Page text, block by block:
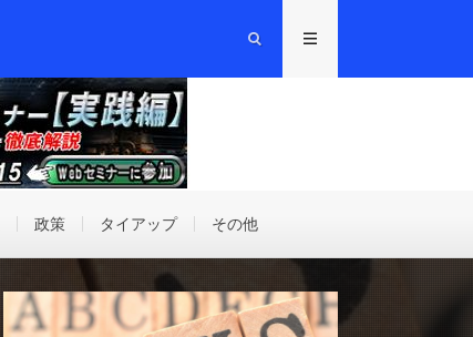
政策 タイアップ その他